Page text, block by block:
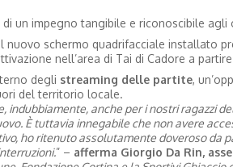
un impegno tangibile e riconoscibile agli
nuovo schermo quadrifacciale installato
nell’area di Tai di Cadore a
degli streaming delle partite,
del territorio locale.
indubbiamente, anche per i nostri ragazzi
È tuttavia innegabile che non avere
ho ritenuto assolutamente doveroso da
” – afferma Giorgio Da Rin,